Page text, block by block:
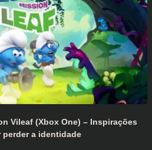
Vileaf (Xbox One) – Inspirações
perder a identidade